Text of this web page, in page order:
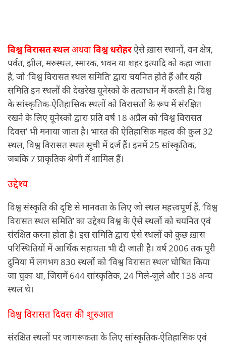
विश्व विरासत स्थलअथवाविश्व धरोहरऐसे ख़ास स्थानों, वन क्षेत्र,
पर्वत, झील, मरुस्थल, स्मारक, भवन या शहर इत्यादि को कहा जाता
है, जो ‘विश्व विरासत स्थल समिति’ द्वारा चयनित होते हैं और यही
समिति इन स्थलों की देखरेख यूनेस्को के तत्वाधान में करती है। विश्व
के सांस्कृतिक-ऐतिहासिक स्थलों को विरासतों के रूप में संरक्षित
रखने के लिए यूनेस्को द्वारा प्रति वर्ष 18 अप्रैल को ‘विश्व विरासत
दिवस’ भी मनाया जाता है। भारत की ऐतिहासिक महत्व की कुल 32
स्थल, विश्व विरासत स्थल सूची में दर्ज हैं। इनमें 25 सांस्कृतिक,
जबकि 7 प्राकृतिक श्रेणी में शामिल हैं।
उद्देश्य
विश्व संस्कृति की दृष्टि से मानवता के लिए जो स्थल महत्त्वपूर्ण हैं, ‘विश्व
विरासत स्थल समिति’ का उद्देश्य विश्व के ऐसे स्थलों को चयनित एवं
संरक्षित करना होता है। इस समिति द्वारा ऐसे स्थलों को कुछ ख़ास
परिस्थितियों में आर्थिक सहायता भी दी जाती है। वर्ष 2006 तक पूरी
दुनिया में लगभग 830 स्थलों को ‘विश्व विरासत स्थल’ घोषित किया
जा चुका था, जिसमें 644 सांस्कृतिक, 24 मिले-जुले और 138 अन्य
स्थल थे।
विश्व विरासत दिवस की शुरुआत
संरक्षित स्थलों पर जागरूकता के लिए सांस्कृतिक-ऐतिहासिक एवं